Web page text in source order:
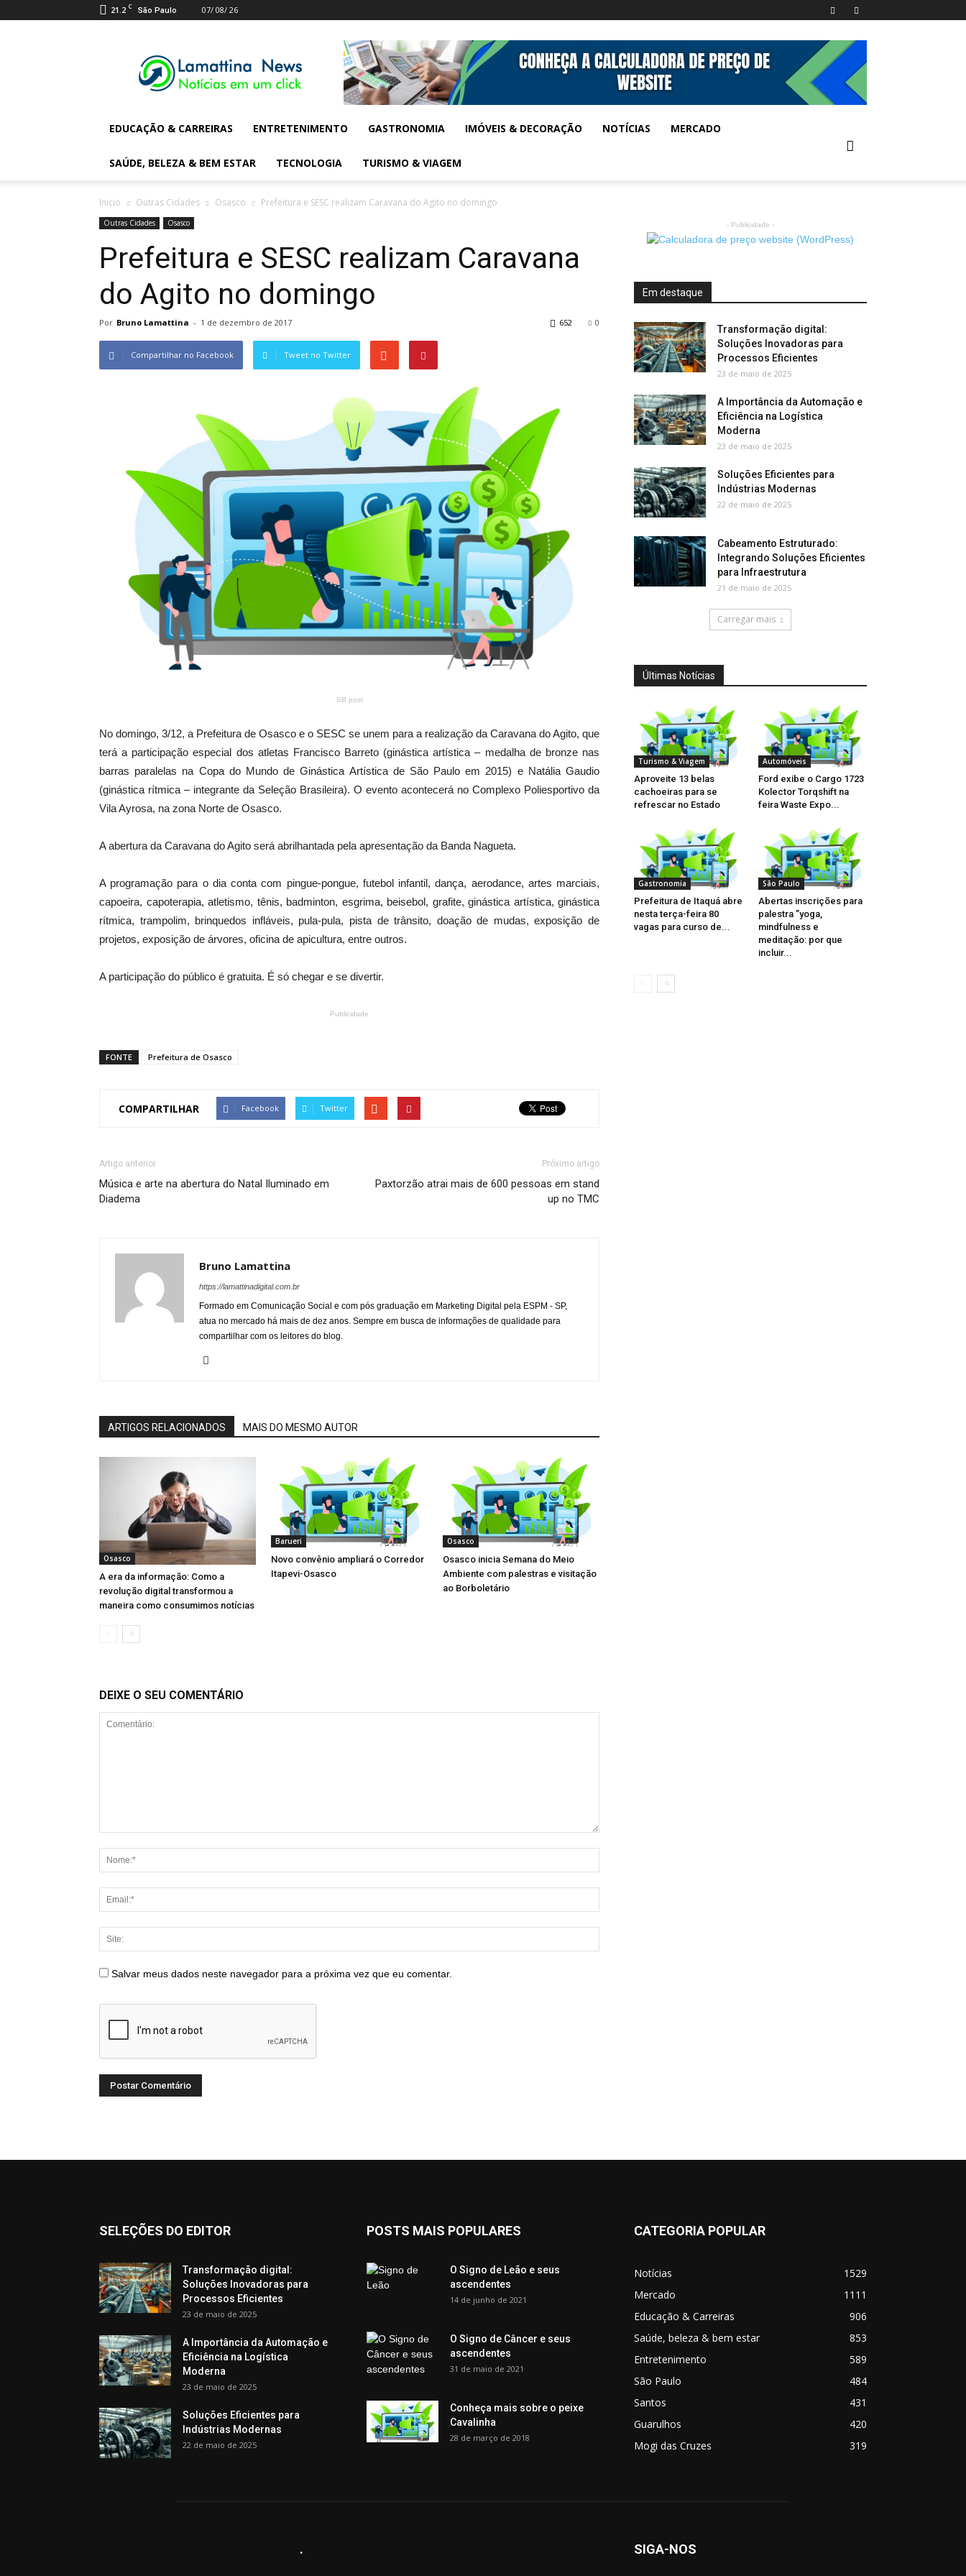
21.2 C São Paulo 07/ 08/ 26
Digital
News
EDUCAÇÃO & CARREIRAS ENTRETENIMENTO GASTRONOMIA IMÓVEIS & DECORAÇÃO NOTÍCIAS MERCADO
SAÚDE, BELEZA & BEM ESTAR TECNOLOGIA TURISMO & VIAGEM
Inicio Outras Cidades Osasco Prefeitura e SESC realizam Caravana do Agito no domingo
Outras Cidades Osasco
Prefeitura e SESC realizam Caravana
do Agito no domingo
Por Bruno Lamattina - 1 de dezembro de 2017 0
652
Compartilhar no Facebook Tweet no Twitter
SB post
No domingo, 3/12, a Prefeitura de Osasco e o SESC se unem para a realização da Caravana do Agito, que
terá a participação especial dos atletas Francisco Barreto (ginástica artística – medalha de bronze nas
barras paralelas na Copa do Mundo de Ginástica Artística de São Paulo em 2015) e Natália Gaudio
(ginástica rítmica – integrante da Seleção Brasileira). O evento acontecerá no Complexo Poliesportivo da
Vila Ayrosa, na zona Norte de Osasco.
A abertura da Caravana do Agito será abrilhantada pela apresentação da Banda Nagueta.
A programação para o dia conta com pingue-pongue, futebol infantil, dança, aerodance, artes marciais,
capoeira, capoterapia, atletismo, tênis, badminton, esgrima, beisebol, grafite, ginástica artística, ginástica
rítmica, trampolim, brinquedos infláveis, pula-pula, pista de trânsito, doação de mudas, exposição de
projetos, exposição de árvores, oficina de apicultura, entre outros.
A participação do público é gratuita. É só chegar e se divertir.
Publicidade
FONTE Prefeitura de Osasco
COMPARTILHAR Facebook Twitter
Artigo anterior
Música e arte na abertura do Natal Iluminado em
Diadema
Próximo artigo
Paxtorzão atrai mais de 600 pessoas em stand
up no TMC
Bruno Lamattina
https://lamattinadigital.com.br
Formado em Comunicação Social e com pós graduação em Marketing Digital pela ESPM - SP,
atua no mercado há mais de dez anos. Sempre em busca de informações de qualidade para
compartilhar com os leitores do blog.
ARTIGOS RELACIONADOS MAIS DO MESMO AUTOR
Osasco
A era da informação: Como a
revolução digital transformou a
maneira como consumimos notícias
Barueri
Novo convênio ampliará o Corredor
Itapevi-Osasco
Osasco
Osasco inicia Semana do Meio
Ambiente com palestras e visitação
ao Borboletário
DEIXE O SEU COMENTÁRIO
Salvar meus dados neste navegador para a próxima vez que eu comentar.
- Publicidade -
Em destaque
Transformação digital:
Soluções Inovadoras para
Processos Eficientes
23 de maio de 2025
A Importância da Automação e
Eficiência na Logística
Moderna
23 de maio de 2025
Soluções Eficientes para
Indústrias Modernas
22 de maio de 2025
Cabeamento Estruturado:
Integrando Soluções Eficientes
para Infraestrutura
21 de maio de 2025
Carregar mais
Últimas Notícias
Turismo & Viagem
Aproveite 13 belas
cachoeiras para se
refrescar no Estado
Automóveis
Ford exibe o Cargo 1723
Kolector Torqshift na
feira Waste Expo...
Gastronomia
Prefeitura de Itaquá abre
nesta terça-feira 80
vagas para curso de...
São Paulo
Abertas inscrições para
palestra ”yoga,
mindfulness e
meditação: por que
incluir...
SELEÇÕES DO EDITOR
Transformação digital:
Soluções Inovadoras para
Processos Eficientes
23 de maio de 2025
A Importância da Automação e
Eficiência na Logística
Moderna
23 de maio de 2025
Soluções Eficientes para
Indústrias Modernas
22 de maio de 2025
POSTS MAIS POPULARES
O Signo de Leão e seus
ascendentes
14 de junho de 2021
O Signo de Câncer e seus
ascendentes
31 de maio de 2021
Conheça mais sobre o peixe
Cavalinha
28 de março de 2018
CATEGORIA POPULAR
Notícias
1529
Mercado
1111
Educação & Carreiras
906
Saúde, beleza & bem estar
853
Entretenimento
589
São Paulo
484
Santos
431
Guarulhos
420
Mogi das Cruzes
319
. SIGA-NOS